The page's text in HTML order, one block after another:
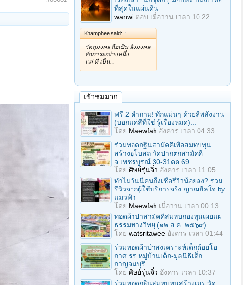
ที่สุดในแผ่นดิน
wanwi ตอบ เมื่อวาน เวลา 10:22
Khamphee said: ↑
วัตถุมงคล ถือเป็น สิ่งมงคล
สักการะอย่างหนึ่ง
แต่ ที่ เป็น…
เข้าชมมาก
ฟรี 2 คำถาม! ทักแม่นๆ ด้วยสีพลังงาน
(บอกแค่สีที่ใช่ รู้เรื่องหมด)...
โดย Maewfah อังคาร เวลา 04:33
ร่วมทอดกฐินสามัคคีเพื่อสมทบทุน
สร้างอุโบสถ วัดปากตกสามัคคี
จ.เพชรบูรณ์ 30-31ตค.69
โดย ศิษย์รุ่นจิ๋ว อังคาร เวลา 11:05
ทำไมวันนี้คนถึงเชื่อรีวิวน้อยลง? รวม
รีวิวจากผู้ใช้บริการจริง ญาณฮีลใจ by
แมวฟ้า
โดย Maewfah เมื่อวาน เวลา 00:13
ทอดผ้าป่าสามัคคีสมทบกองทุนเผยแผ่
ธรรมทางวิทยุ (๑๒ ส.ค. ๒๕๖๙)
โดย watsritawee อังคาร เวลา 01:44
ร่วมทอดผ้าป่าสงเคราะห์เด็กด้อยโอ
กาศ รร.หมู่บ้านเด็ก-มูลนิธิเด็ก
กาญจนบุรี...
โดย ศิษย์รุ่นจิ๋ว อังคาร เวลา 10:37
ร่วมทอดกฐินสมทบทุนสร้างเมรุ วัด